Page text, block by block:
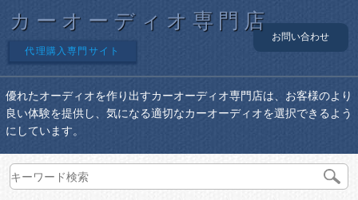
カーオーディオ専門店
代理購入専門サイト
お問い合わせ
優れたオーディオを作り出すカーオーディオ専門店は、お客様のより
良い体験を提供し、気になる適切なカーオーディオを選択できるよう
にしています。